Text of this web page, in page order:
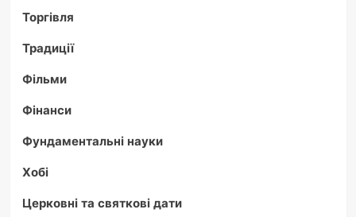
Торгівля
Традиції
Фільми
Фінанси
Фундаментальні науки
Хобі
Церковні та святкові дати